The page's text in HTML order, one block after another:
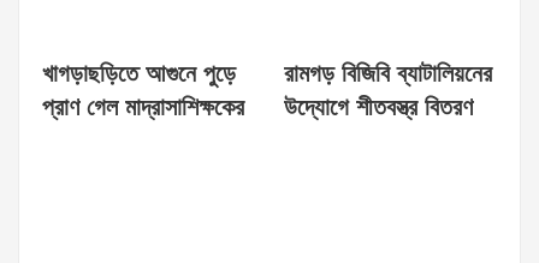
খাগড়াছড়িতে আগুনে পুড়ে
প্রাণ গেল মাদ্রাসাশিক্ষকের
রামগড় বিজিবি ব্যাটালিয়নের
উদ্যোগে শীতবস্ত্র বিতরণ